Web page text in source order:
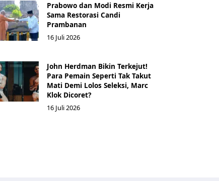
Prabowo dan Modi Resmi Kerja
Sama Restorasi Candi
Prambanan
16 Juli 2026
John Herdman Bikin Terkejut!
Para Pemain Seperti Tak Takut
Mati Demi Lolos Seleksi, Marc
Klok Dicoret?
16 Juli 2026